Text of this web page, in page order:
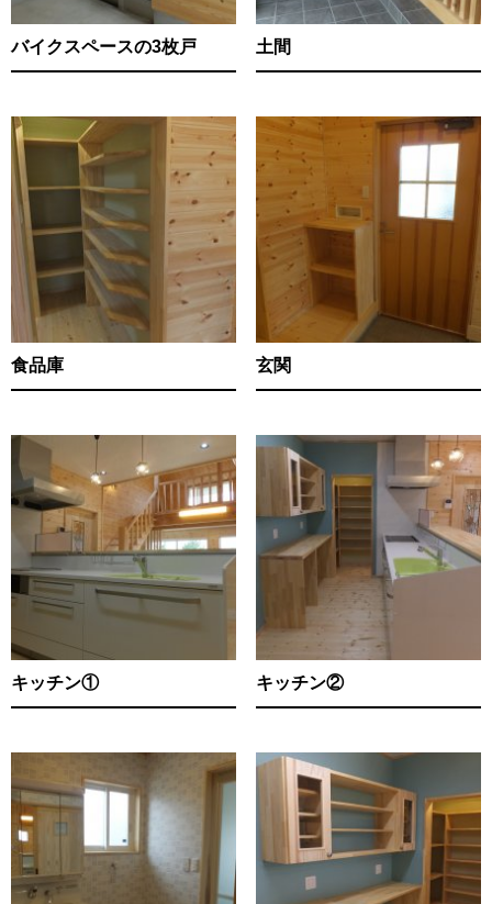
バイクスペースの3枚戸 土間
食品庫 玄関
キッチン① キッチン②